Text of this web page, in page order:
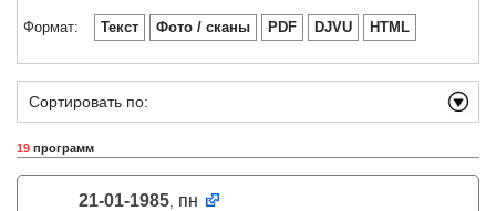
Формат: Текст Фото / сканы PDF DJVU HTML
Сортировать по:
19 программ
21-01-1985, пн